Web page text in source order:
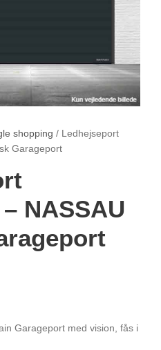
shopping / Ledhejseport
Garageport
NASSAU
Garageport med vision, fås i